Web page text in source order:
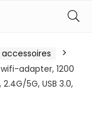
adapter, 1200
5G, USB 3.0,